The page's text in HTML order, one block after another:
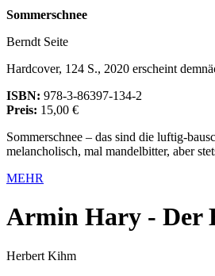
Sommerschnee
Berndt Seite
Hardcover, 124 S., 2020 erscheint
ISBN: 978-3-86397-134-2
Preis: 15,00 €
Sommerschnee – das sind die luftig-
melancholisch, mal mandelbitter, aber
MEHR
Armin Hary - Der
Herbert Kihm